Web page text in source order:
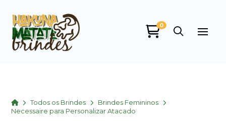
0
HomeTodos os Brindes
Brindes Femininos
Necessaire para Personalizar Atacado